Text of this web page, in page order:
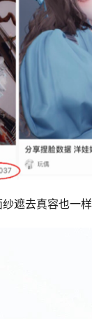
遮去真容也一样